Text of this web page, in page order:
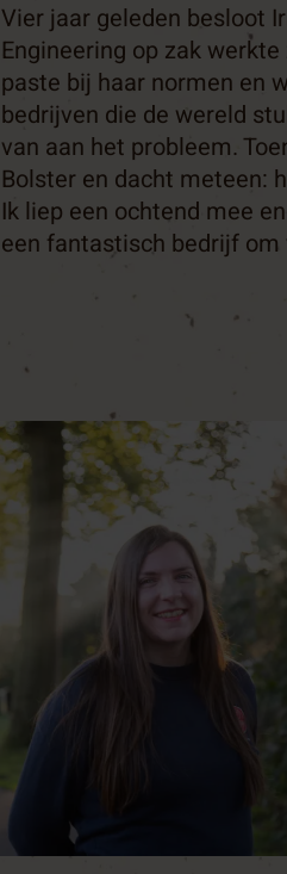
Vier jaar geleden besloot
Engineering op zak
paste bij haar normen en
bedrijven die de wereld
van aan het probleem.
Bolster en dacht meteen:
Ik liep een ochtend mee
een fantastisch bedrijf om